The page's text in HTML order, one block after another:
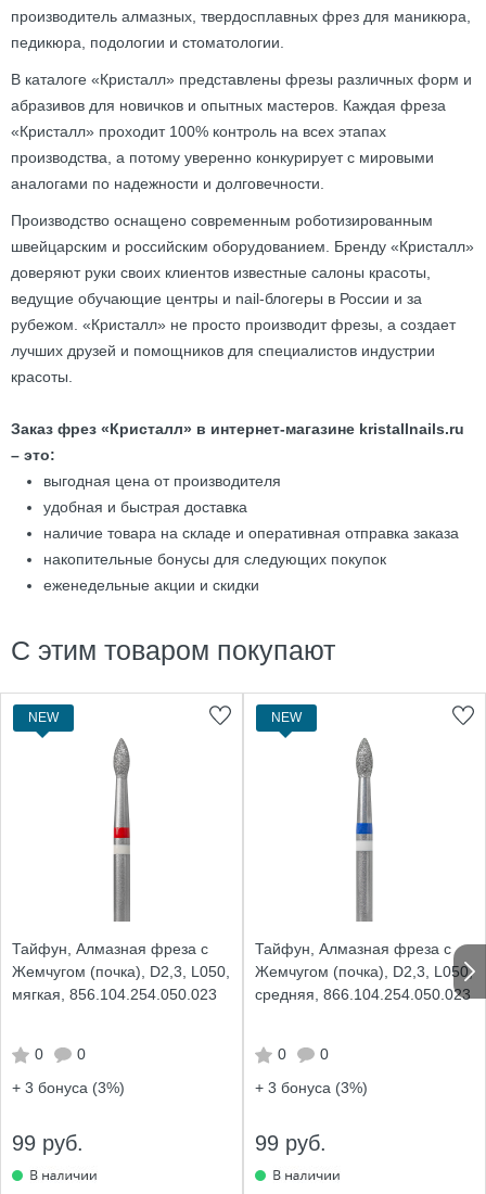
производитель алмазных, твердосплавных фрез для маникюра,
педикюра, подологии и стоматологии.
В каталоге «Кристалл» представлены фрезы различных форм и
абразивов для новичков и опытных мастеров. Каждая фреза
«Кристалл» проходит 100% контроль на всех этапах
производства, а потому уверенно конкурирует с мировыми
аналогами по надежности и долговечности.
Производство оснащено современным роботизированным
швейцарским и российским оборудованием. Бренду «Кристалл»
доверяют руки своих клиентов известные салоны красоты,
ведущие обучающие центры и nail-блогеры в России и за
рубежом. «Кристалл» не просто производит фрезы, а создает
лучших друзей и помощников для специалистов индустрии
красоты.
Заказ фрез «Кристалл» в интернет-магазине kristallnails.ru
– это:
выгодная цена от производителя
удобная и быстрая доставка
наличие товара на складе и оперативная отправка заказа
накопительные бонусы для следующих покупок
еженедельные акции и скидки
С этим товаром покупают
NEW
Тайфун, Алмазная фреза с
Жемчугом (почка), D2,3, L050,
мягкая, 856.104.254.050.023
0
0
+ 3 бонуса (3%)
99 руб.
NEW
Тайфун, Алмазная фреза с
Жемчугом (почка), D2,3, L050,
средняя, 866.104.254.050.023
0
0
+ 3 бонуса (3%)
99 руб.